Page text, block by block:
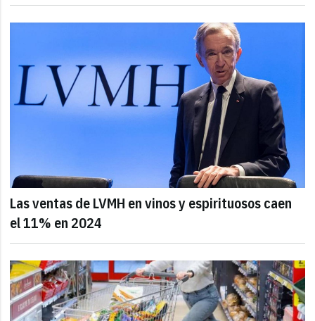
Las ventas de LVMH en vinos y espirituosos caen
el 11% en 2024